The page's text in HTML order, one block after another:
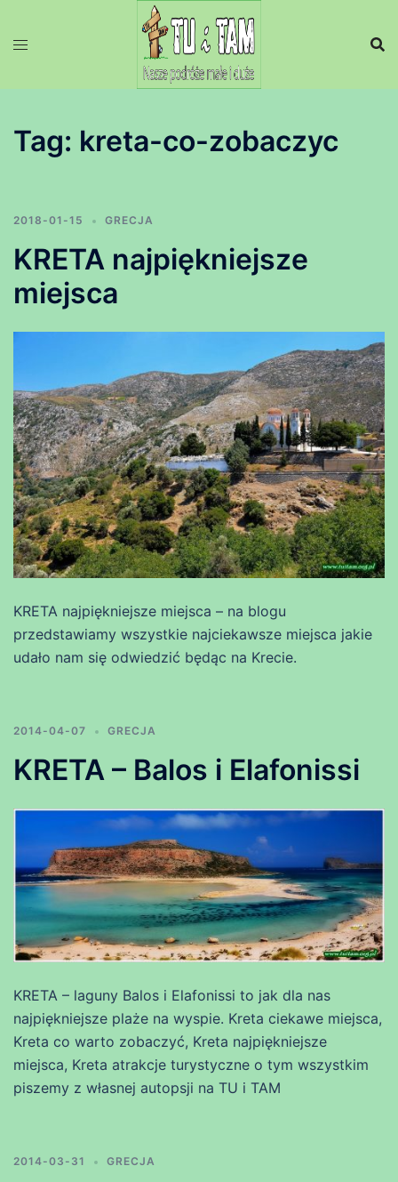
Tag: kreta-co-zobaczyc
2018-01-15 GRECJA
KRETA najpiękniejsze
miejsca
KRETA najpiękniejsze miejsca – na blogu
przedstawiamy wszystkie najciekawsze miejsca jakie
udało nam się odwiedzić będąc na Krecie.
2014-04-07 GRECJA
KRETA – Balos i Elafonissi
KRETA – laguny Balos i Elafonissi to jak dla nas
najpiękniejsze plaże na wyspie. Kreta ciekawe miejsca,
Kreta co warto zobaczyć, Kreta najpiękniejsze
miejsca, Kreta atrakcje turystyczne o tym wszystkim
piszemy z własnej autopsji na TU i TAM
2014-03-31 GRECJA